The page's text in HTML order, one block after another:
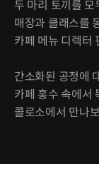
두 마리 토끼를
매장과 클래스를
카페 메뉴 디렉터
간소화된 공정에
카페 홍수 속에서
콜로소에서 만나